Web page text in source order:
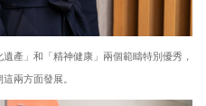
產」和「精神健康」兩個範疇特別優秀，
兩方面發展。